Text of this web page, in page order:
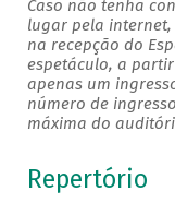
Caso não tenha
lugar pela
na recepção do
espetáculo, a partir
apenas um
número de
máxima do
Repertório